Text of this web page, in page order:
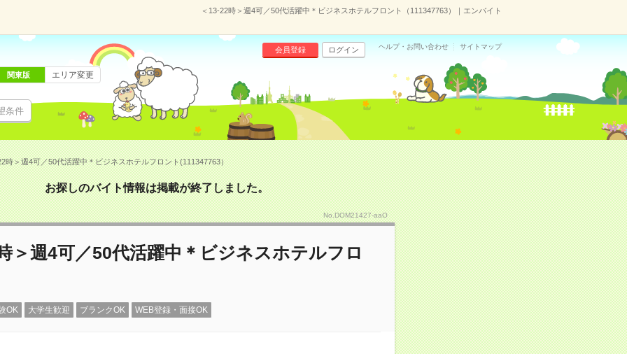
＜13-22時＞週4可／50代活躍中＊ビジネスホテルフロント（111347763）｜エンバイト
条件
会員登録 ログイン ヘルプ・お問い合わせ サイトマップ
関東版 エリア変更
時＞週4可／50代活躍中＊ビジネスホテルフロント(111347763）
お探しのバイト情報は掲載が終了しました。
No.DOM21427-aaO
＞週4可／50代活躍中＊ビジネスホテルフロ
OK 大学生歓迎 ブランクOK WEB登録・面接OK